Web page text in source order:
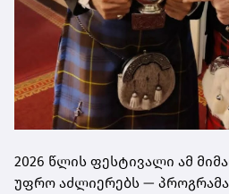
2026 წლის ფესტივალი ამ
უფრო აძლიერებს —